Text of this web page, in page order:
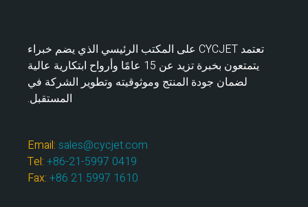
تعتمد CYCJET على المكتب الرئيسي الذي يضم خبراء
يتمتعون بخبرة تزيد عن 15 عامًا وأرواح ابتكارية عالية
لضمان جودة المنتج وموثوقيته وتطوير الشركة في
المستقبل.
Email: sales@cycjet.com
Tel: +86-21-5997 0419
Fax: +86 21 5997 1610